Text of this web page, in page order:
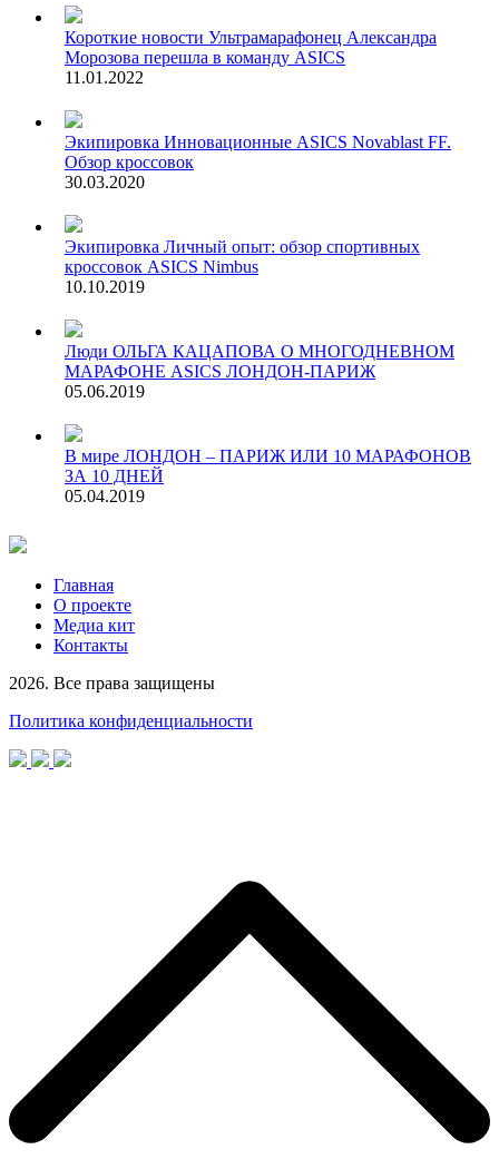
Короткие новости Ультрамарафонец Александра
Морозова перешла в команду ASICS
11.01.2022
Экипировка Инновационные ASICS Novablast FF.
Обзор кроссовок
30.03.2020
Экипировка Личный опыт: обзор спортивных
кроссовок ASICS Nimbus
10.10.2019
Люди ОЛЬГА КАЦАПОВА О МНОГОДНЕВНОМ
МАРАФОНЕ ASICS ЛОНДОН-ПАРИЖ
05.06.2019
В мире ЛОНДОН – ПАРИЖ ИЛИ 10 МАРАФОНОВ
ЗА 10 ДНЕЙ
05.04.2019
Главная
О проекте
Медиа кит
Контакты
2026. Все права защищены
Политика конфиденциальности